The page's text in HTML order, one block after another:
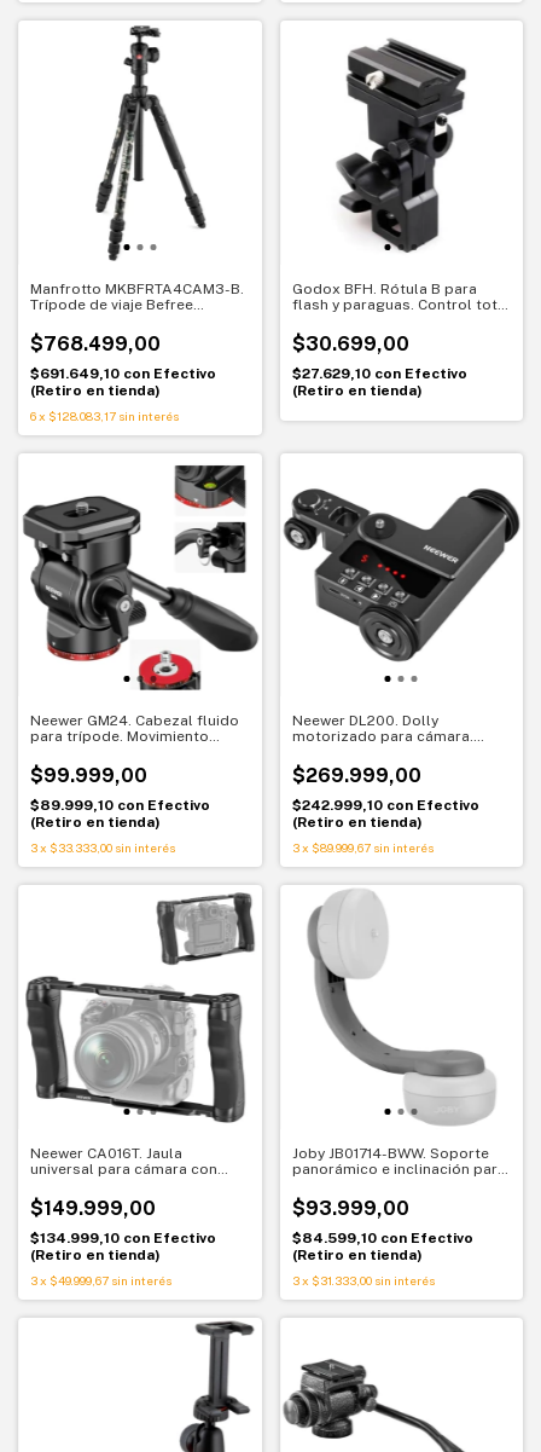
Manfrotto MKBFRTA4CAM3-B.
Trípode de viaje Befree
Compacto y listo para
explorar
$768.499,00
$691.649,10 con Efectivo
(Retiro en tienda)
6x $128.083,17 sin interés
Godox BFH. Rótula B para
flash y paraguas. Control total
$30.699,00
$27.629,10 con Efectivo
(Retiro en tienda)
Neewer GM24. Cabezal fluido
para trípode. Movimiento
$99.999,00
$89.999,10 con Efectivo
(Retiro en tienda)
3x $33.333,00 sin interés
Neewer DL200. Dolly
motorizado para cámara.
$269.999,00
$242.999,10 con Efectivo
(Retiro en tienda)
3 x $89.999,67 sin interés
Neewer CA016T. Jaula
universal para cámara con
estable
$149.999,00
$134.999,10 con Efectivo
(Retiro en tienda)
3x $49.999,67 sin interés
Joby JB01714-BWW. Soporte
panorámico e inclinación para
$93.999,00
$84.599,10 con Efectivo
(Retiro en tienda)
3 x $31.333,00 sin interés